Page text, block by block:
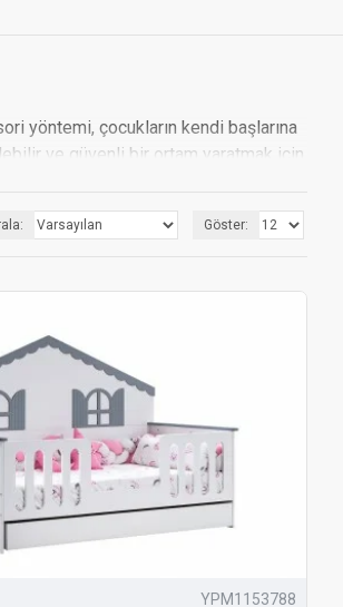
yöntemi, çocukların kendi başlarına
ve güvenli bir ortam yaratmak için
bu mobilyalar, evinizin dekorasyonunu
sunulan Montessori yataklar,
ortam yaratır. Kitaplar, oyuncaklar
öğrenme süreçlerini destekler.
tasarımları ile çocukların
Göster:
YPM1153788